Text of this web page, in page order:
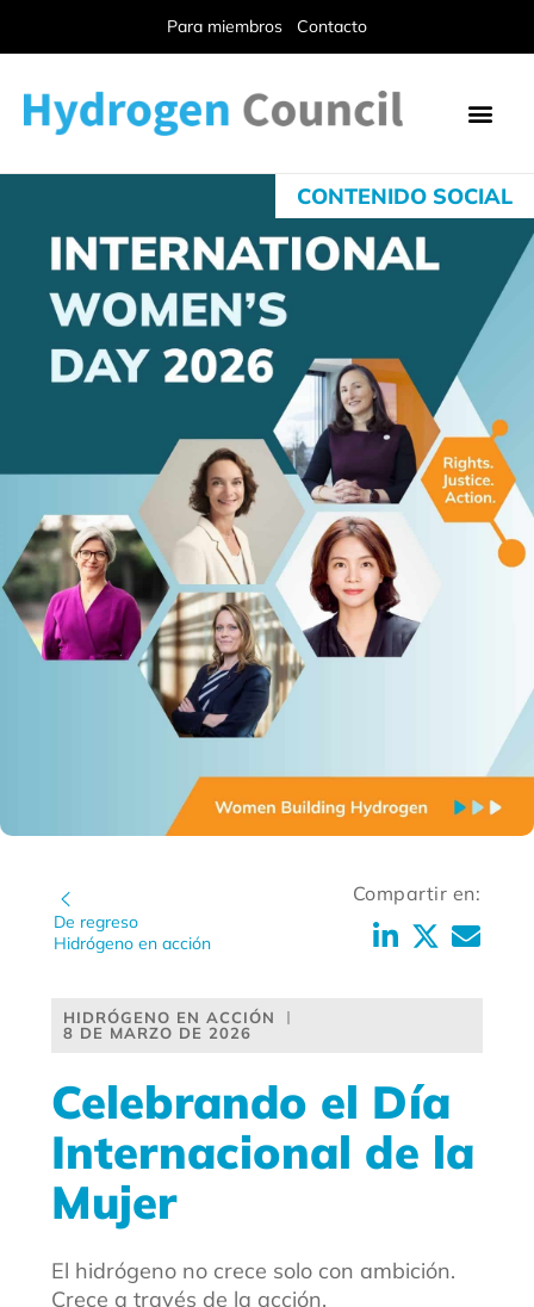
Para miembros Contacto
CONTENIDO SOCIAL
De regreso
Hidrógeno en acción
Compartir en:
HIDRÓGENO EN ACCIÓN
8 DE MARZO DE 2026
Celebrando el Día
Internacional de la
Mujer
El hidrógeno no crece solo con ambición.
Crece a través de la acción.